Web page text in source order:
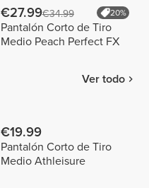
€27.99€34.99 20%
Pantalón Corto de Tiro
Medio Peach Perfect FX
Ver todo
€19.99
Pantalón Corto de Tiro
Medio Athleisure